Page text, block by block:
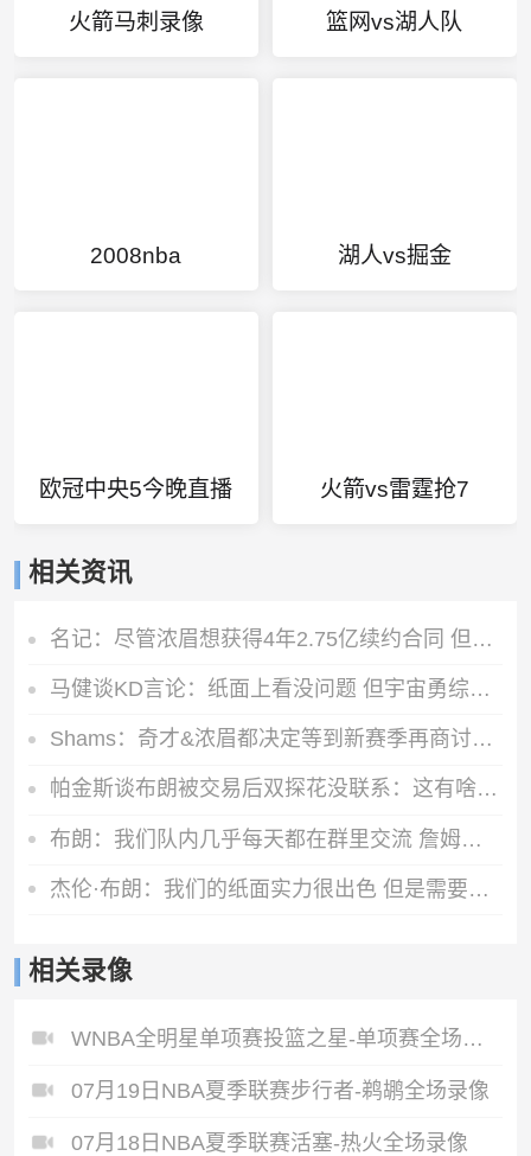
火箭马刺录像 篮网vs湖人队
2008nba 湖人vs掘金
欧冠中央5今晚直播 火箭vs雷霆抢7
相关资讯
名记：尽管浓眉想获得4年2.75亿续约合同 但奇才不会开出此报价
马健谈KD言论：纸面上看没问题 但宇宙勇综合实力高目前76人一档
Shams：奇才&浓眉都决定等到新赛季再商讨续约 或在开季20场左右
帕金斯谈布朗被交易后双探花没联系：这有啥惊讶？他们场外没私交
布朗：我们队内几乎每天都在群里交流 詹姆斯在群聊里很活跃
杰伦·布朗：我们的纸面实力很出色 但是需要磨合才能兑现天赋
相关录像
WNBA全明星单项赛投篮之星-单项赛全场录像
07月19日NBA夏季联赛步行者-鹈鹕全场录像
07月18日NBA夏季联赛活塞-热火全场录像